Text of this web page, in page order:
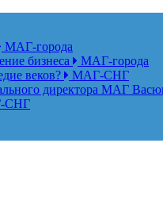
МАГ-города
бизнеса
МАГ-города
веков?
МАГ-СНГ
директора МАГ
СНГ